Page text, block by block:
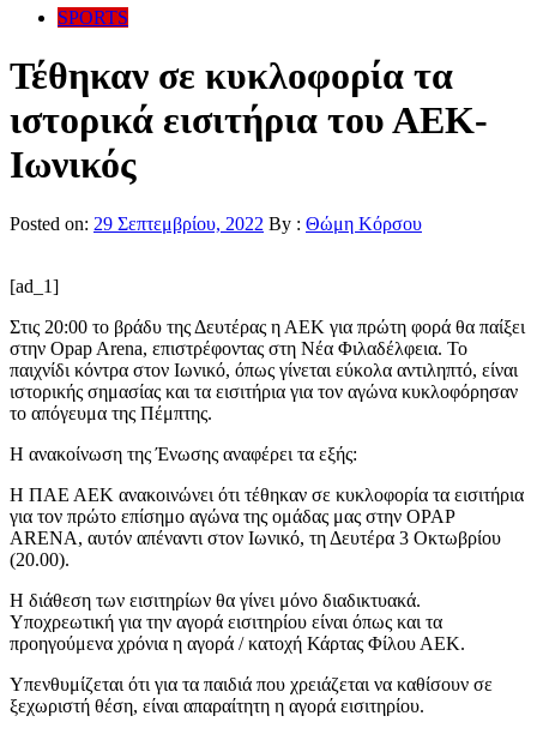
SPORTS
Τέθηκαν σε κυκλοφορία τα
ιστορικά εισιτήρια του ΑΕΚ-
Ιωνικός
Posted on: 29 Σεπτεμβρίου, 2022 By : Θώμη Κόρσου
[ad_1]
Στις 20:00 το βράδυ της Δευτέρας η ΑΕΚ για πρώτη φορά θα παίξει
στην Opap Arena, επιστρέφοντας στη Νέα Φιλαδέλφεια. Το
παιχνίδι κόντρα στον Ιωνικό, όπως γίνεται εύκολα αντιληπτό, είναι
ιστορικής σημασίας και τα εισιτήρια για τον αγώνα κυκλοφόρησαν
το απόγευμα της Πέμπτης.
Η ανακοίνωση της Ένωσης αναφέρει τα εξής:
Η ΠΑΕ ΑΕΚ ανακοινώνει ότι τέθηκαν σε κυκλοφορία τα εισιτήρια
για τον πρώτο επίσημο αγώνα της ομάδας μας στην OPAP
ARENA, αυτόν απέναντι στον Ιωνικό, τη Δευτέρα 3 Οκτωβρίου
(20.00).
Η διάθεση των εισιτηρίων θα γίνει μόνο διαδικτυακά.
Υποχρεωτική για την αγορά εισιτηρίου είναι όπως και τα
προηγούμενα χρόνια η αγορά / κατοχή Κάρτας Φίλου ΑΕΚ.
Υπενθυμίζεται ότι για τα παιδιά που χρειάζεται να καθίσουν σε
ξεχωριστή θέση, είναι απαραίτητη η αγορά εισιτηρίου.